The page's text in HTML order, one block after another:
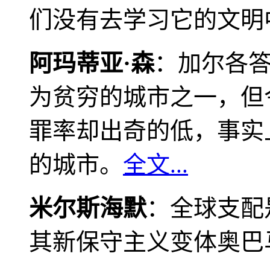
们没有去学习它的文
阿玛蒂亚·森：加尔各
为贫穷的城市之一，
罪率却出奇的低，事
的城市。 全文...
米尔斯海默：全球支
其新保守主义变体奥